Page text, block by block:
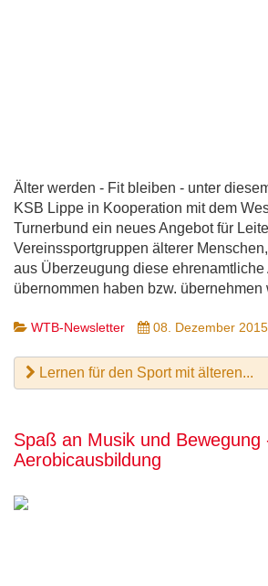
Älter werden - Fit bleiben - unter
KSB Lippe in Kooperation mit dem
Turnerbund ein neues Angebot für
Vereinssportgruppen älterer
aus Überzeugung diese ehrenamtliche
übernommen haben bzw. übernehmen
WTB-Newsletter 08. Dezember 2015
Lernen für den Sport mit älteren...
Spaß an Musik und Bewegung
Aerobicausbildung